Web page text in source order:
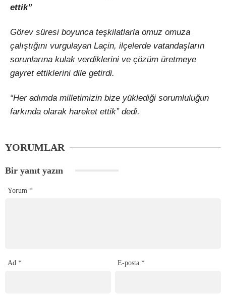
ettik”
Görev süresi boyunca teşkilatlarla omuz omuza
çalıştığını vurgulayan Laçin, ilçelerde vatandaşların
sorunlarına kulak verdiklerini ve çözüm üretmeye
gayret ettiklerini dile getirdi.
“Her adımda milletimizin bize yüklediği sorumluluğun
farkında olarak hareket ettik” dedi.
YORUMLAR
Bir yanıt yazın
Yorum *
Ad * E-posta *